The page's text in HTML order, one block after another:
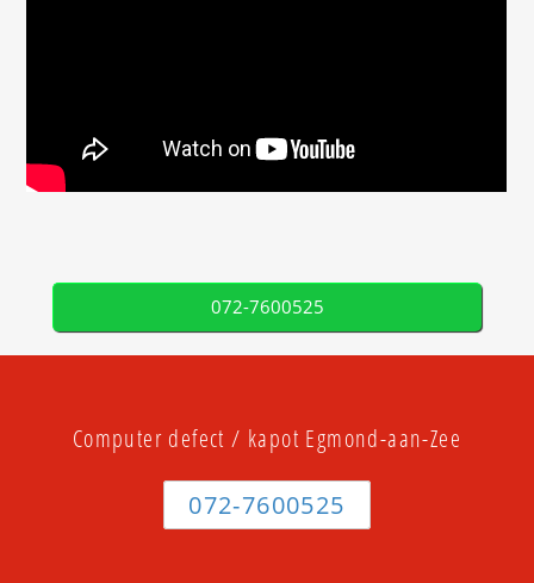
072-7600525
Computer defect / kapot Egmond-aan-Zee
072-7600525